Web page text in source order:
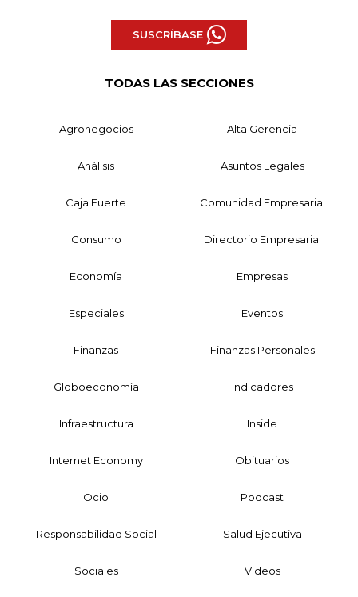
SUSCRÍBASE
TODAS LAS SECCIONES
Agronegocios Alta Gerencia
Análisis Asuntos Legales
Caja Fuerte Comunidad Empresarial
Consumo Directorio Empresarial
Economía Empresas
Especiales Eventos
Finanzas Finanzas Personales
Globoeconomía Indicadores
Infraestructura Inside
Internet Economy Obituarios
Ocio Podcast
Responsabilidad Social Salud Ejecutiva
Sociales Videos